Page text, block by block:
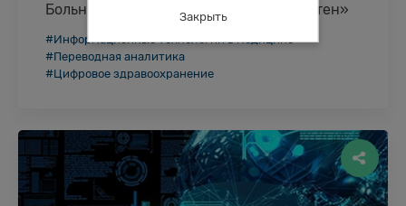
Больница будущего – больница «без стен»
выпустила отчет «Hospitals in the future ‘without’
walls. What does this mean for health care delivery …
#Информационные технологии в медицине
#Переводная аналитика
#Цифровое здравоохранение
Закрыть